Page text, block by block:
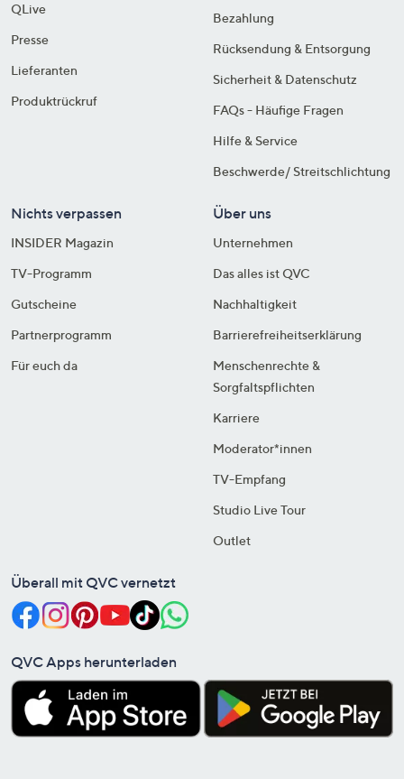
QLive
Presse
Lieferanten
Produktrückruf
Bezahlung
Rücksendung & Entsorgung
Sicherheit & Datenschutz
FAQs - Häufige Fragen
Hilfe & Service
Beschwerde/ Streitschlichtung
Nichts verpassen
INSIDER Magazin
TV-Programm
Gutscheine
Partnerprogramm
Für euch da
Über uns
Unternehmen
Das alles ist QVC
Nachhaltigkeit
Barrierefreiheitserklärung
Menschenrechte &
Sorgfaltspflichten
Karriere
Moderator*innen
TV-Empfang
Studio Live Tour
Outlet
Überall mit QVC vernetzt
QVC Apps herunterladen